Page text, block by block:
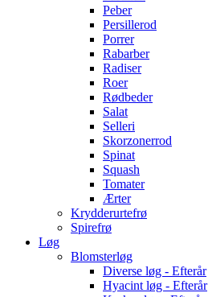
Peber
Persillerod
Porrer
Rabarber
Radiser
Roer
Rødbeder
Salat
Selleri
Skorzonerrod
Spinat
Squash
Tomater
Ærter
Krydderurtefrø
Spirefrø
Løg
Blomsterløg
Diverse løg - Efterår
Hyacint løg - Efterår